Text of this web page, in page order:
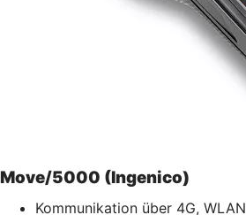
Move/5000 (Ingenico)
Kommunikation über 4G, WLAN